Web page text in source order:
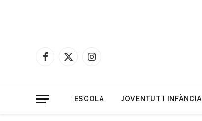
Facebook
X
Instagram
ESCOLA JOVENTUT I INFÀNCIA